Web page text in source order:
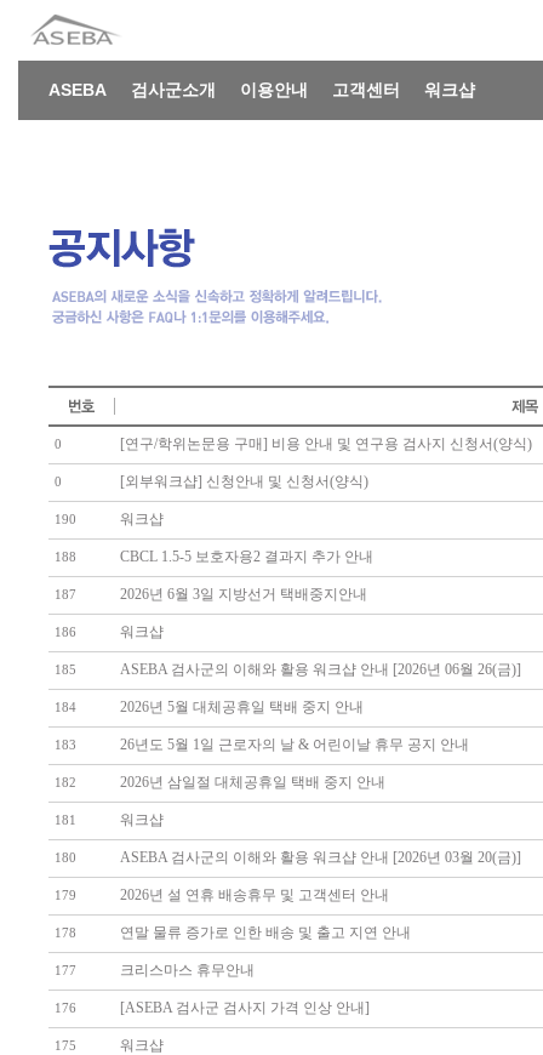
ASEBA 검사군소개 이용안내 고객센터 워크샵
0 [연구/학위논문용 구매] 비용 안내 및 연구용 검사지 신청서(양식)
0 [외부워크샵] 신청안내 및 신청서(양식)
190 워크샵
188 CBCL 1.5-5 보호자용2 결과지 추가 안내
187 2026년 6월 3일 지방선거 택배중지안내
186 워크샵
185 ASEBA 검사군의 이해와 활용 워크샵 안내 [2026년 06월 26(금)]
184 2026년 5월 대체공휴일 택배 중지 안내
183 26년도 5월 1일 근로자의 날 & 어린이날 휴무 공지 안내
182 2026년 삼일절 대체공휴일 택배 중지 안내
181 워크샵
180 ASEBA 검사군의 이해와 활용 워크샵 안내 [2026년 03월 20(금)]
179 2026년 설 연휴 배송휴무 및 고객센터 안내
178 연말 물류 증가로 인한 배송 및 출고 지연 안내
177 크리스마스 휴무안내
176 [ASEBA 검사군 검사지 가격 인상 안내]
175 워크샵